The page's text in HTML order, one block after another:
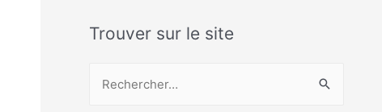
Trouver sur le site